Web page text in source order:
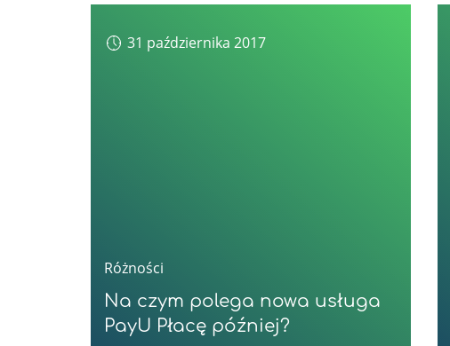
31 października 2017
Różności
Na czym polega nowa usługa
PayU Płacę później?